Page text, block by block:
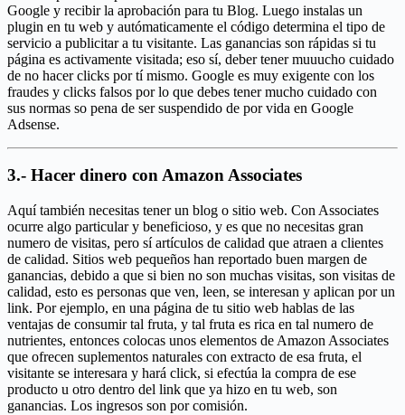
Google y recibir la aprobación para tu Blog. Luego instalas un
plugin en tu web y autómaticamente el código determina el tipo de
servicio a publicitar a tu visitante. Las ganancias son rápidas si tu
página es activamente visitada; eso sí, deber tener muuucho cuidado
de no hacer clicks por tí mismo. Google es muy exigente con los
fraudes y clicks falsos por lo que debes tener mucho cuidado con
sus normas so pena de ser suspendido de por vida en Google
Adsense.
3.- Hacer dinero con Amazon Associates
Aquí también necesitas tener un blog o sitio web. Con Associates
ocurre algo particular y beneficioso, y es que no necesitas gran
numero de visitas, pero sí artículos de calidad que atraen a clientes
de calidad. Sitios web pequeños han reportado buen margen de
ganancias, debido a que si bien no son muchas visitas, son visitas de
calidad, esto es personas que ven, leen, se interesan y aplican por un
link. Por ejemplo, en una página de tu sitio web hablas de las
ventajas de consumir tal fruta, y tal fruta es rica en tal numero de
nutrientes, entonces colocas unos elementos de Amazon Associates
que ofrecen suplementos naturales con extracto de esa fruta, el
visitante se interesara y hará click, si efectúa la compra de ese
producto u otro dentro del link que ya hizo en tu web, son
ganancias. Los ingresos son por comisión.